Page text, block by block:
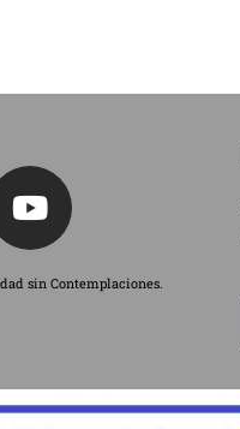
sin Contemplaciones.